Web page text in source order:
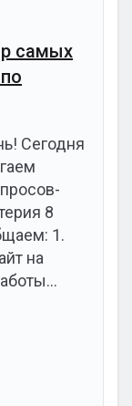
самых
Сегодня
8
1.
на